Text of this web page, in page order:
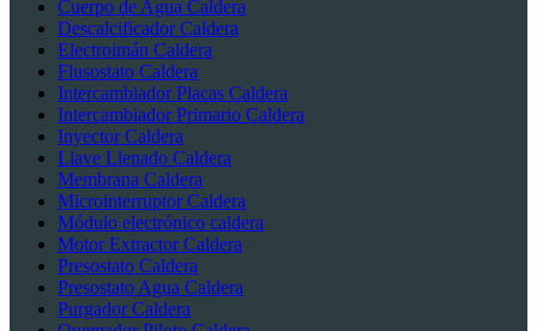
Cuerpo de Agua Caldera
Descalcificador Caldera
Electroimán Caldera
Flusostato Caldera
Intercambiador Placas Caldera
Intercambiador Primario Caldera
Inyector Caldera
Llave Llenado Caldera
Membrana Caldera
Microinterruptor Caldera
Módulo electrónico caldera
Motor Extractor Caldera
Presostato Caldera
Presostato Agua Caldera
Purgador Caldera